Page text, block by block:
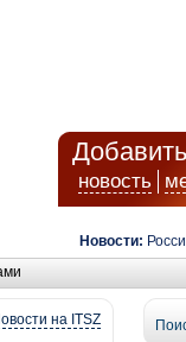
Добавить
новость
Новости:
на ITSZ